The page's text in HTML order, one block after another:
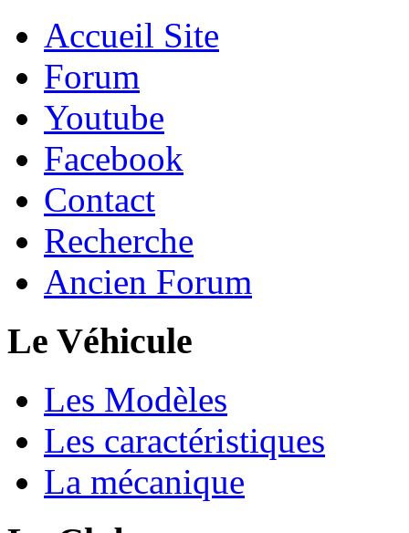
Accueil Site
Forum
Youtube
Facebook
Contact
Recherche
Ancien Forum
Le Véhicule
Les Modèles
Les caractéristiques
La mécanique